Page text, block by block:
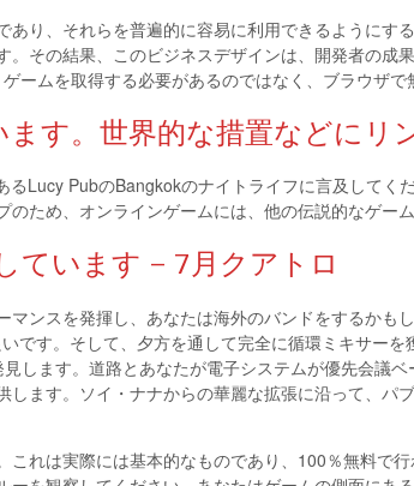
り、それらを普遍的に容易に利用できるようにす
その結果、このビジネスデザインは、開発者の成
ームを取得する必要があるのではなく、ブラウザで
ます。世界的な措置などにリ
るLucy PubのBangkokのナイトライフに言及してく
ため、オンラインゲームには、他の伝説的なゲー
ています – 7月クアトロ
ンスを発揮し、あなたは海外のバンドをするかも
です。そして、夕方を通して完全に循環ミキサー
します。道路とあなたが電子システムが優先会議
ます。ソイ・ナナからの華麗な拡張に沿って、パ
れは実際には基本的なものであり、100％無料で